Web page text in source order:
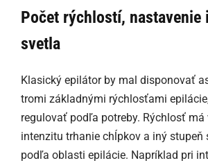
Počet rýchlostí, nastavenie
svetla
Klasický epilátor by mal disponovať
tromi základnými rýchlosťami
regulovať podľa potreby. Rýchlosť má
intenzitu trhanie chĺpkov a iný stupeň
podľa oblasti epilácie. Napríklad pri